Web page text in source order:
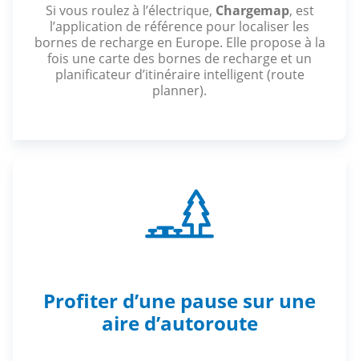
Si vous roulez à l’électrique, Chargemap, est
l’application de référence pour localiser les
bornes de recharge en Europe. Elle propose à la
fois une carte des bornes de recharge et un
planificateur d’itinéraire intelligent (route
planner).
Profiter d’une pause sur une
aire d’autoroute